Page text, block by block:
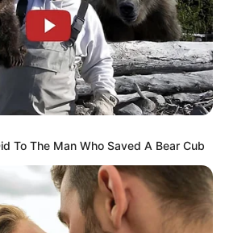
на закордонні відпустки
прокурор Закарпатської області
який свого часу звільнив від
Іллю Ківу та був
скандалах. Про це – у
, Антикор
У закладах охорони
To The Man Who Saved A Bear Cub